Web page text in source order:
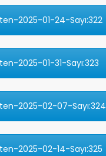
2025-01-24-Sayı:322
2025-01-31-Sayı:323
2025-02-07-Sayı:324
2025-02-14-Sayı:325